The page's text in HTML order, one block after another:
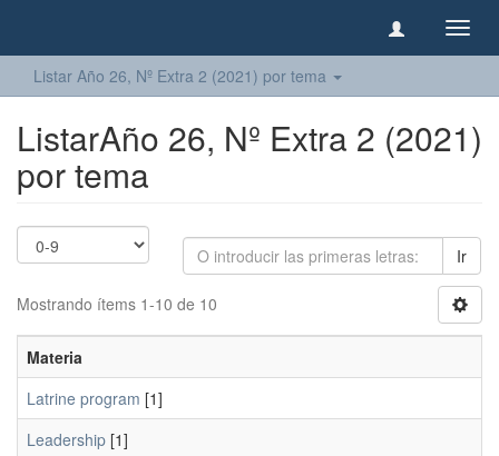
Listar Año 26, Nº Extra 2 (2021) por tema
ListarAño 26, Nº Extra 2 (2021)
por tema
Ir
Mostrando ítems 1-10 de 10
Materia
Latrine program [1]
Leadership [1]